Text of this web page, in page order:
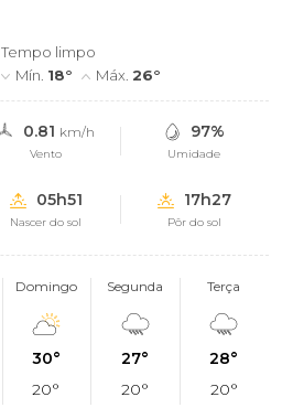
Tempo limpo
Mín. 18° Máx.26°
0.81 km/h
Vento
97%
Umidade
05h51
Nascer do sol
17h27
Pôr do sol
Domingo
30°
20°
Segunda
27°
20°
Terça
28°
20°